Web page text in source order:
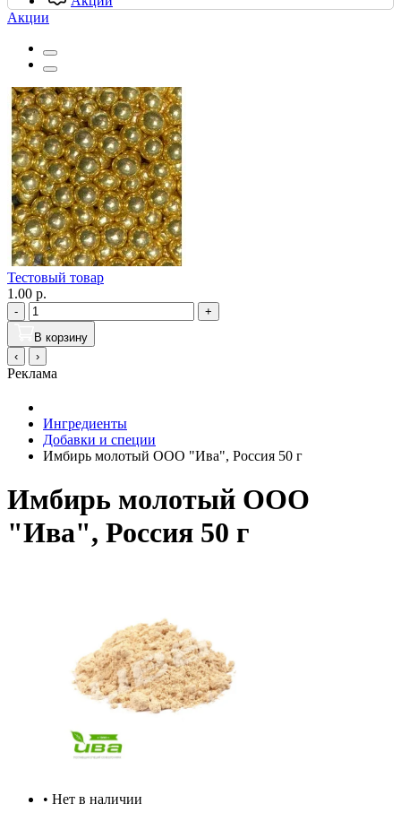
Акции
Тестовый товар
1.00 р.
-
+
В корзину
‹
›
Реклама
Ингредиенты
Добавки и специи
Имбирь молотый ООО "Ива", Россия 50 г
Имбирь молотый ООО
"Ива", Россия 50 г
• Нет в наличии